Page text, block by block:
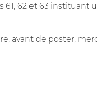
61, 62 et 63 instituant
avant de poster,